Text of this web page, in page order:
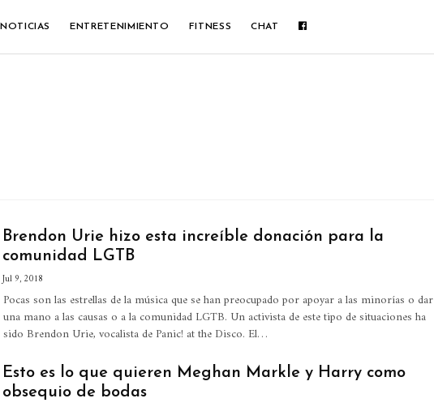
NOTICIAS ENTRETENIMIENTO FITNESS CHAT
Brendon Urie hizo esta increíble donación para la
comunidad LGTB
Jul 9, 2018
Pocas son las estrellas de la música que se han preocupado por apoyar a las minorías o dar
una mano a las causas o a la comunidad LGTB. Un activista de este tipo de situaciones ha
sido Brendon Urie, vocalista de Panic! at the Disco. El…
Esto es lo que quieren Meghan Markle y Harry como
obsequio de bodas